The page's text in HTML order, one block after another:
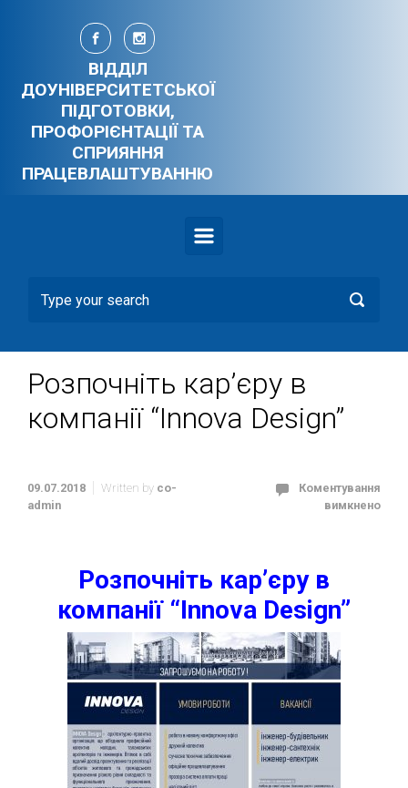
Skip to main content
ВІДДІЛ
ДОУНІВЕРСИТЕТСЬКОЇ
ПІДГОТОВКИ,
ПРОФОРІЄНТАЦІЇ ТА
СПРИЯННЯ
ПРАЦЕВЛАШТУВАННЮ
Розпочніть кар’єру в
компанії “Innova Design”
09.07.2018 Written by co-
admin
Коментування
вимкнено
Розпочніть кар’єру в
компанії “Innova Design”